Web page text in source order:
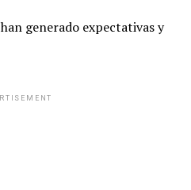
generado expectativas y